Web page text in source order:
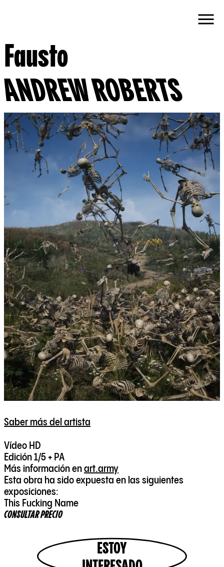
Fausto
ANDREW ROBERTS
Saber más del artista
Vídeo HD
Edición 1/5 + PA
Más información enart.army
Esta obra ha sido expuesta en las siguientes
exposiciones:
CONSULTAR PRECIO
ESTOY